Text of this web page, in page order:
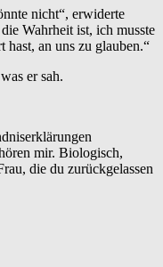
nicht“, erwiderte
Wahrheit ist, ich musste
hast, an uns zu glauben.“
er sah.
mir. Biologisch,
die du zurückgelassen